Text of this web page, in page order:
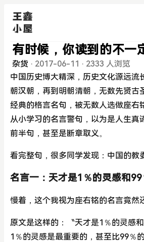
有时候，你读到的不一
杂货 · 2017-06-11 · 2333 人浏览
中国历史博大精深，历史文化源远流
朝汉朝，再到明朝清朝，无数先贤古
经典的格言名句，被无数人选做座右
从小学习的名言警句，以为是人生真
前半句，甚至是断章取义。
看完整句，很多同学发现：中国的教
名言一：天才是1％的灵感和99
慢着，这个我视为座右铭的名言竟然
原文是这样的：〝天才是1％的灵感
1％的灵感是最重要的，甚至比99％